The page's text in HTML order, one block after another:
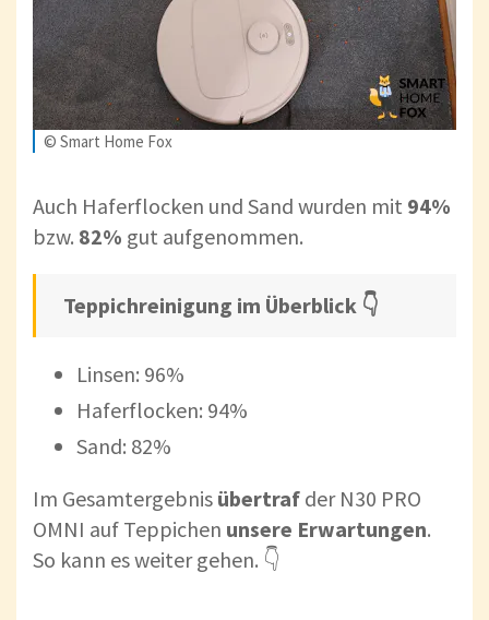
© Smart Home Fox
Auch Haferflocken und Sand wurden mit 94%
bzw. 82% gut aufgenommen.
Teppichreinigung im Überblick 👇
Linsen: 96%
Haferflocken: 94%
Sand: 82%
Im Gesamtergebnis übertraf der N30 PRO
OMNI auf Teppichen unsere Erwartungen.
So kann es weiter gehen. 👇